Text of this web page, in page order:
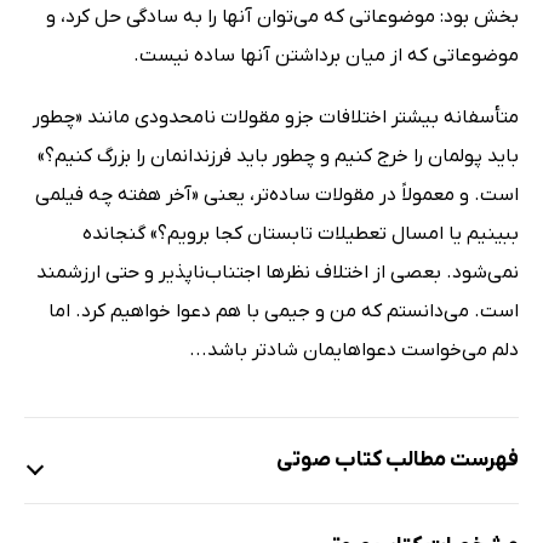
بخش بود: موضوعاتی که می‌توان آنها را به سادگی حل کرد، و
موضوعاتی که از میان برداشتن آنها ساده نیست.
متأسفانه بیشتر اختلافات جزو مقولات نامحدودی مانند «چطور
باید پولمان را خرج کنیم و چطور باید فرزندانمان را بزرگ کنیم؟»
است. و معمولاً در مقولات ساده‌تر، یعنی «آخر هفته چه فیلمی
ببینیم یا امسال تعطیلات تابستان کجا برویم؟» گنجانده
نمی‌شود. بعصی از اختلاف نظرها اجتناب‌ناپذیر و حتی ارزشمند
است. می‌دانستم که من و جیمی با هم دعوا خواهیم کرد. اما
دلم می‌خواست دعواهایمان شادتر باشد...
فهرست مطالب کتاب صوتی
نمونه